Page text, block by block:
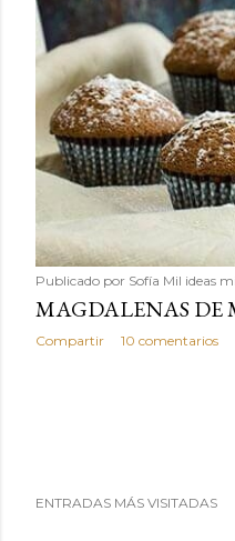
Publicado por Sofía Mil ideas
MAGDALENAS DE
Compartir 10 comentarios
ENTRADAS MÁS VISITADAS